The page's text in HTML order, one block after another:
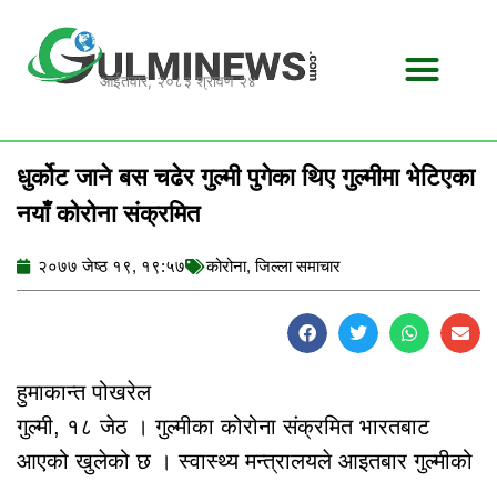
content
आईतवार, २०८३ श्रावण २४
धुर्कोट जाने बस चढेर गुल्मी पुगेका थिए गुल्मीमा भेटिएका
नयाँ कोरोना संक्रमित
२०७७ जेष्ठ १९, १९:५७ कोरोना,जिल्ला समाचार
हुमाकान्त पोखरेल
गुल्मी, १८ जेठ । गुल्मीका कोरोना संक्रमित भारतबाट
आएको खुलेको छ । स्वास्थ्य मन्त्रालयले आइतबार गुल्मीको